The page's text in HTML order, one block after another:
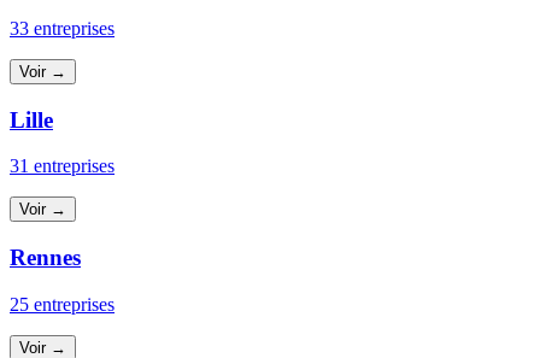
33 entreprises
Voir →
Lille
31 entreprises
Voir →
Rennes
25 entreprises
Voir →